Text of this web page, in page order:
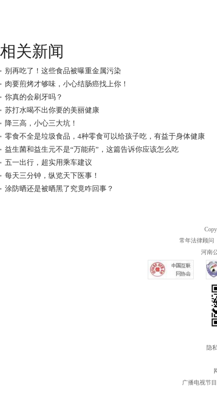
相关新闻
别再吃了！这些食品被曝重金属污染
肉要煎烤才够味，小心结肠癌找上你！
你真的会刷牙吗？
苏打水喝不出你要的美丽健康
降三高，小心三大坑！
零食不全是垃圾食品，4种零食可以给孩子吃，有益于身体健康
益生菌和益生元不是“万能药”，这篇告诉你应该怎么吃
五一出行，超实用乘车建议
每天三分钟，纵览天下医事！
涂防晒还是被晒黑了究竟咋回事？
常年法律顾问
河南
隐
广播电视节